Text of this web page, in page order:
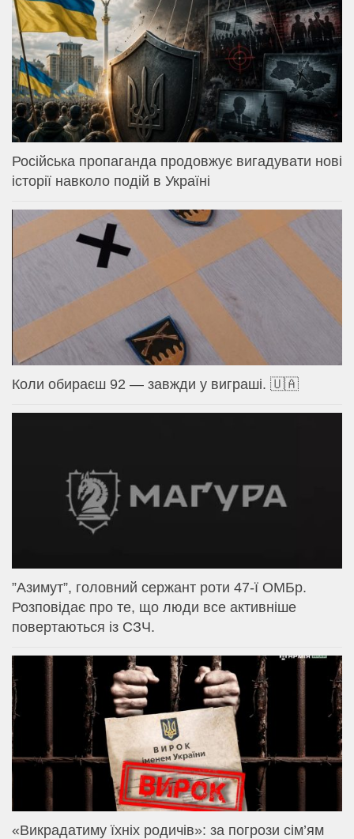
Російська пропаганда продовжує вигадувати нові
історії навколо подій в Україні
Коли обираєш 92 — завжди у виграші. 🇺🇦
⁨”Азимут”, головний сержант роти 47-ї ОМБр.
Розповідає про те, що люди все активніше
повертаються із СЗЧ.
«Викрадатиму їхніх родичів»: за погрози сім’ям